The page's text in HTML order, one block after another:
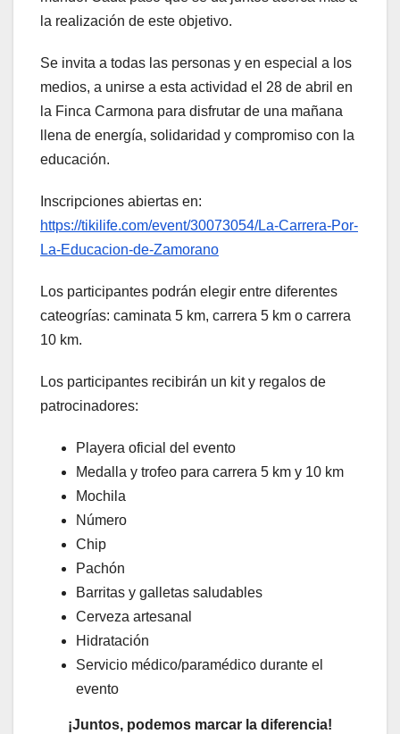
la realización de este objetivo.
Se invita a todas las personas y en especial a los
medios, a unirse a esta actividad el 28 de abril en
la Finca Carmona para disfrutar de una mañana
llena de energía, solidaridad y compromiso con la
educación.
Inscripciones abiertas en:
https://tikilife.com/event/30073054/La-Carrera-Por-
La-Educacion-de-Zamorano
Los participantes podrán elegir entre diferentes
cateogrías: caminata 5 km, carrera 5 km o carrera
10 km.
Los participantes recibirán un kit y regalos de
patrocinadores:
Playera oficial del evento
Medalla y trofeo para carrera 5 km y 10 km
Mochila
Número
Chip
Pachón
Barritas y galletas saludables
Cerveza artesanal
Hidratación
Servicio médico/paramédico durante el
evento
¡Juntos, podemos marcar la diferencia!